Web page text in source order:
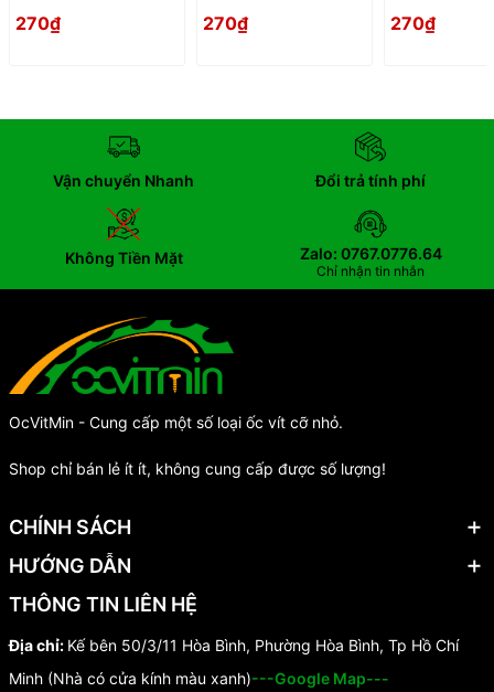
270₫ 270₫ 270₫
Vận chuyển Nhanh Đổi trả tính phí
Không Tiền Mặt Zalo: 0767.0776.64
Chỉ nhận tin nhắn
OcVitMin - Cung cấp một số loại ốc vít cỡ nhỏ.
Shop chỉ bán lẻ ít ít, không cung cấp được số lượng!
CHÍNH SÁCH
HƯỚNG DẪN
THÔNG TIN LIÊN HỆ
Địa chỉ: Kế bên 50/3/11 Hòa Bình, Phường Hòa Bình, Tp Hồ Chí
Minh (Nhà có cửa kính màu xanh)---Google Map---